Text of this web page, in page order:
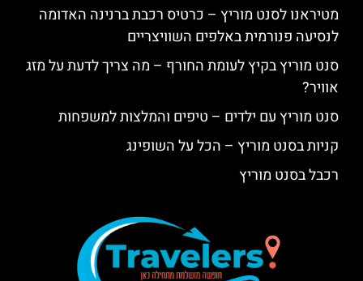
מטיראנו לסנט מוריץ – כרטיס רכבת ברנינה האדומה
לנסיעה פנורמית באלפים השוויצריים
סנט מוריץ בקיץ לעומת החורף – מה צריך לדעת על מזג
אוויר?
סנט מוריץ עם ילדים – טיפים והמלצות למשפחות
קניות בסנט מוריץ – הכל על השופינג
רכבל בסנט מוריץ